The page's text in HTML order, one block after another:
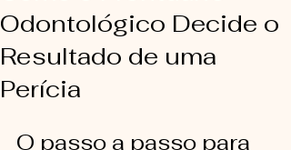
Odontológico Decide o
Resultado de uma
Perícia
O passo a passo para